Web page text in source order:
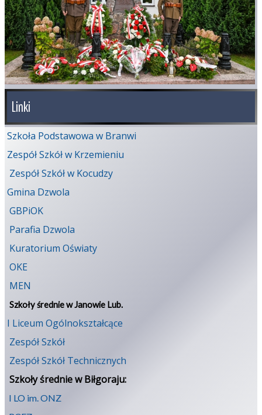
Linki
Szkoła Podstawowa w Branwi
Zespół Szkół w Krzemieniu
Zespół Szkół w Kocudzy
Gmina Dzwola
GBPiOK
Parafia Dzwola
Kuratorium Oświaty
OKE
MEN
Szkoły średnie w Janowie Lub.
I Liceum Ogólnokształcące
Zespół Szkół
Zespół Szkół Technicznych
Szkoły średnie w Biłgoraju:
I LO im. ONZ